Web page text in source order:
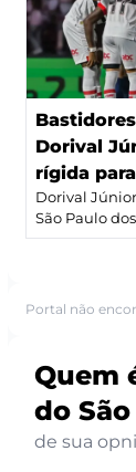
Dorival
rígida
Dorival
São Paulo
Portal não
Quem
do
de sua